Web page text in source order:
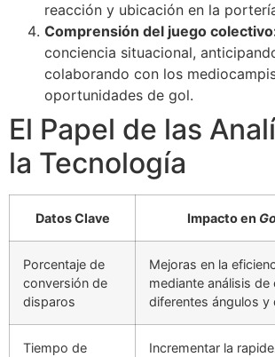
reacción y ubicación en la
Comprensión del juego
conciencia situacional,
colaborando con los
oportunidades de gol.
El Papel de las
la Tecnología
Datos Clave Impacto en
Porcentaje de
conversión de
disparos
Mejoras en la
mediante análisis
diferentes ángulos y
Tiempo de
Incrementar la